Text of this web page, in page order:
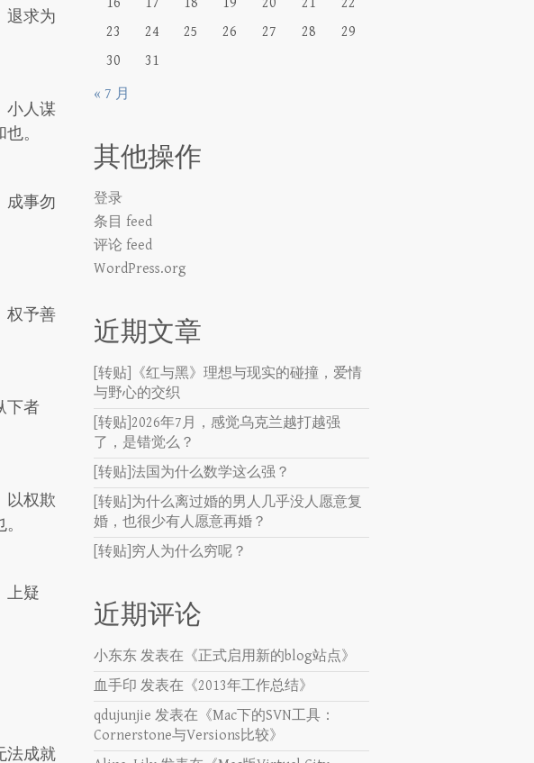
退求为
小人谋
。
成事勿
权予善
下者
以权欺
上疑
法成就
23
24 25 26 27 28
29
30
31
« 7 月
其他操作
登录
条目 feed
评论 feed
WordPress.org
近期文章
[转贴]《红与黑》理想与现实的碰撞，爱情
与野心的交织
[转贴]2026年7月，感觉乌克兰越打越强
了，是错觉么？
[转贴]法国为什么数学这么强？
[转贴]为什么离过婚的男人几乎没人愿意复
婚，也很少有人愿意再婚？
[转贴]穷人为什么穷呢？
近期评论
小东东 发表在《正式启用新的blog站点》
血手印 发表在《2013年工作总结》
qdujunjie 发表在《Mac下的SVN工具：
Cornerstone与Versions比较》